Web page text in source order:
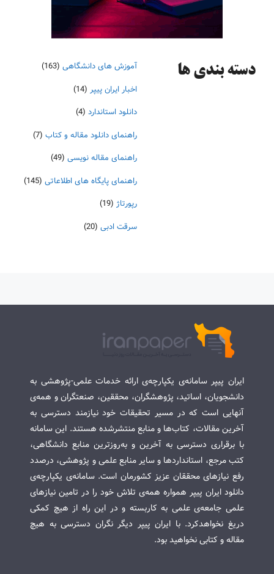
دسته‌ بندی ها آموزش های دانشگاهی (163)
اخبار ایران پیپر (14)
دانلود استاندارد (4)
راهنمای دانلود مقاله و کتاب (7)
راهنمای مقاله نویسی (49)
راهنمای پایگاه های اطلاعاتی (145)
رپورتاژ (19)
سرقت ادبی (20)
ایران پیپر سامانه‌ی یکپارچه‌ی ارائه خدمات علمی-پژوهشی به
دانشجویان، اساتید، پژوهشگران، محققین، صنعتگران و همه‌ی
آنهایی است که در مسیر تحقیقات خود نیازمند دسترسی به
آخرین مقالات، کتاب‌ها و منابع منتشرشده هستند. این سامانه
با برقراری دسترسی به آخرین و به‌روزترین منابع دانشگاهی،
کتب مرجع، استانداردها و سایر منابع علمی و پژوهشی، درصدد
رفع نیازهای محققان عزیز کشورمان است. سامانه‌ی یکپارچه‌ی
دانلود ایران پیپر همواره همه‌ی تلاش خود را در تامین نیازهای
علمی جامعه‌ی علمی به کاربسته و در این راه از هیچ کمکی
دریغ نخواهدکرد. با ایران پیپر دیگر نگران دسترسی به هیچ
مقاله و کتابی نخواهید بود.